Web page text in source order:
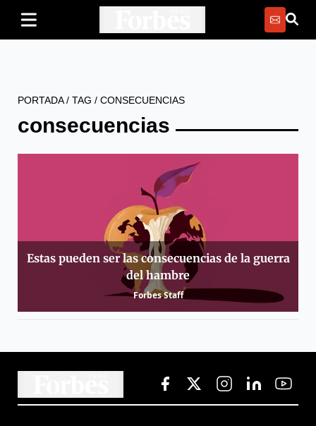
PORTADA/ TAG / CONSECUENCIAS
consecuencias
Estas pueden ser las consecuencias de la guerra
del hambre
Forbes Staff